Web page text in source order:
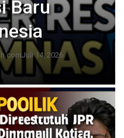
Baru
Juli 14, 2026